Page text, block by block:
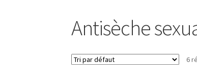
Antisèche
6